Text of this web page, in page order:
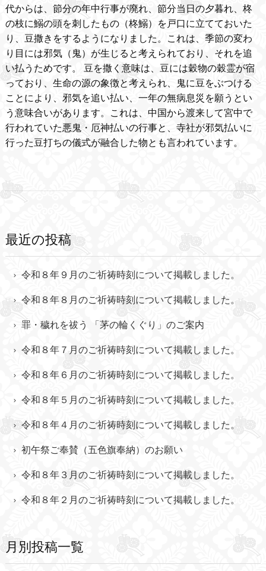
代からは、節分の年中行事が廃れ、節分当日の夕暮れ、柊
の枝に鰯の頭を刺したもの（柊鰯）を戸口に立てておいた
り、豆撒きをするようになりました。これは、季節の変わ
り目には邪気（鬼）が生じると考えられており、それを追
い払うためです。
豆を撒く意味は、豆には穀物の穀霊が宿
っており、生命の源の象徴と考えられ、鬼に豆をぶつける
ことにより、邪気を追い払い、一年の無病息災を願うとい
う意味合いがあります。これは、中国から渡来して宮中で
行われていた悪鬼・厄神払いの行事と、寺社が邪気払いに
行った豆打ちの儀式が融合した物とも言われています。
最近の投稿
令和８年９月のご祈祷時刻について掲載しました。
令和８年８月のご祈祷時刻について掲載しました。
罪・穢れを祓う 「茅の輪くぐり」のご案内
令和８年７月のご祈祷時刻について掲載しました。
令和８年６月のご祈祷時刻について掲載しました。
令和８年５月のご祈祷時刻について掲載しました。
令和８年４月のご祈祷時刻について掲載しました。
初午祭ご奉賛（五色旗奉納）のお願い
令和８年３月のご祈祷時刻について掲載しました。
令和８年２月のご祈祷時刻について掲載しました。
月別投稿一覧